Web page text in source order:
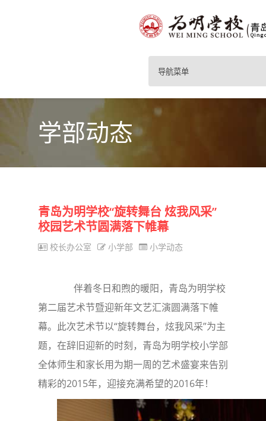
导航菜单
学部动态
青岛为明学校“旋转舞台 炫我风采”
校园艺术节圆满落下帷幕
校长办公室 小学部 小学动态
伴着冬日和煦的暖阳，青岛为明学校
第二届艺术节暨迎新年文艺汇演圆满落下帷
幕。此次艺术节以“旋转舞台，炫我风采”为主
题，在辞旧迎新的时刻，青岛为明学校小学部
全体师生和家长用为期一周的艺术盛宴来告别
精彩的2015年，迎接充满希望的2016年！